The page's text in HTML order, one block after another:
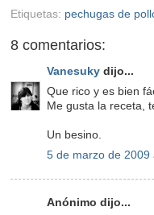
Etiquetas: pechugas de
8 comentarios:
Vanesuky dijo...
Que rico y es bien
Me gusta la receta,
Un besino.
5 de marzo de 2009
Anónimo dijo...